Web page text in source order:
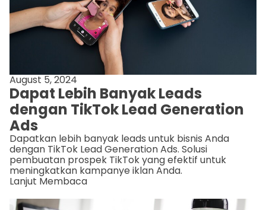
August 5, 2024
Dapat Lebih Banyak Leads
dengan TikTok Lead Generation
Ads
Dapatkan lebih banyak leads untuk bisnis Anda
dengan TikTok Lead Generation Ads. Solusi
pembuatan prospek TikTok yang efektif untuk
meningkatkan kampanye iklan Anda.
Lanjut Membaca